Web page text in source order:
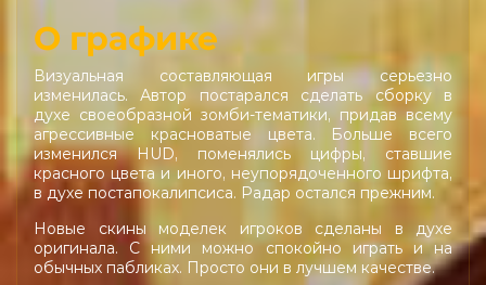
О графике
Визуальная составляющая игры серьезно
изменилась. Автор постарался сделать сборку в
духе своеобразной зомби-тематики, придав всему
агрессивные красноватые цвета. Больше всего
изменился HUD, поменялись цифры, ставшие
красного цвета и иного, неупорядоченного шрифта,
в духе постапокалипсиса. Радар остался прежним.
Новые скины моделек игроков сделаны в духе
оригинала. С ними можно спокойно играть и на
обычных пабликах. Просто они в лучшем качестве.